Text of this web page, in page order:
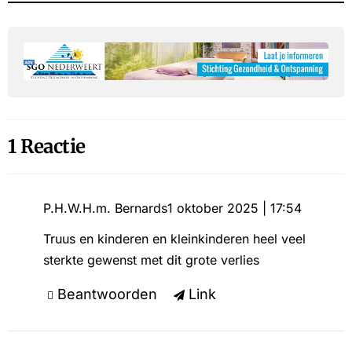
1 Reactie
P.H.W.H.m. Bernards1 oktober 2025 | 17:54
Truus en kinderen en kleinkinderen heel veel
sterkte gewenst met dit grote verlies
Beantwoorden Link